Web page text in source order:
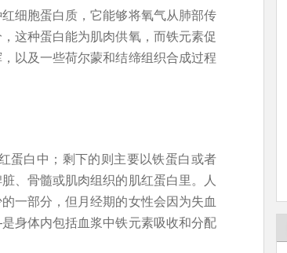
细胞蛋白质，它能够将氧气从肺部传
这种蛋白能为肌肉供氧，而铁元素促
以及一些荷尔蒙和结缔组织合成过程
蛋白中；剩下的则主要以铁蛋白或者
、骨髓或肌肉组织的肌红蛋白里。人
一部分，但月经期的女性会因为失血
体内包括血浆中铁元素吸收和分配